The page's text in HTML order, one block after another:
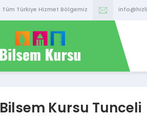
Tüm Türkiye Hizmet Bölgemiz
Bilsem Kursu Tunceli